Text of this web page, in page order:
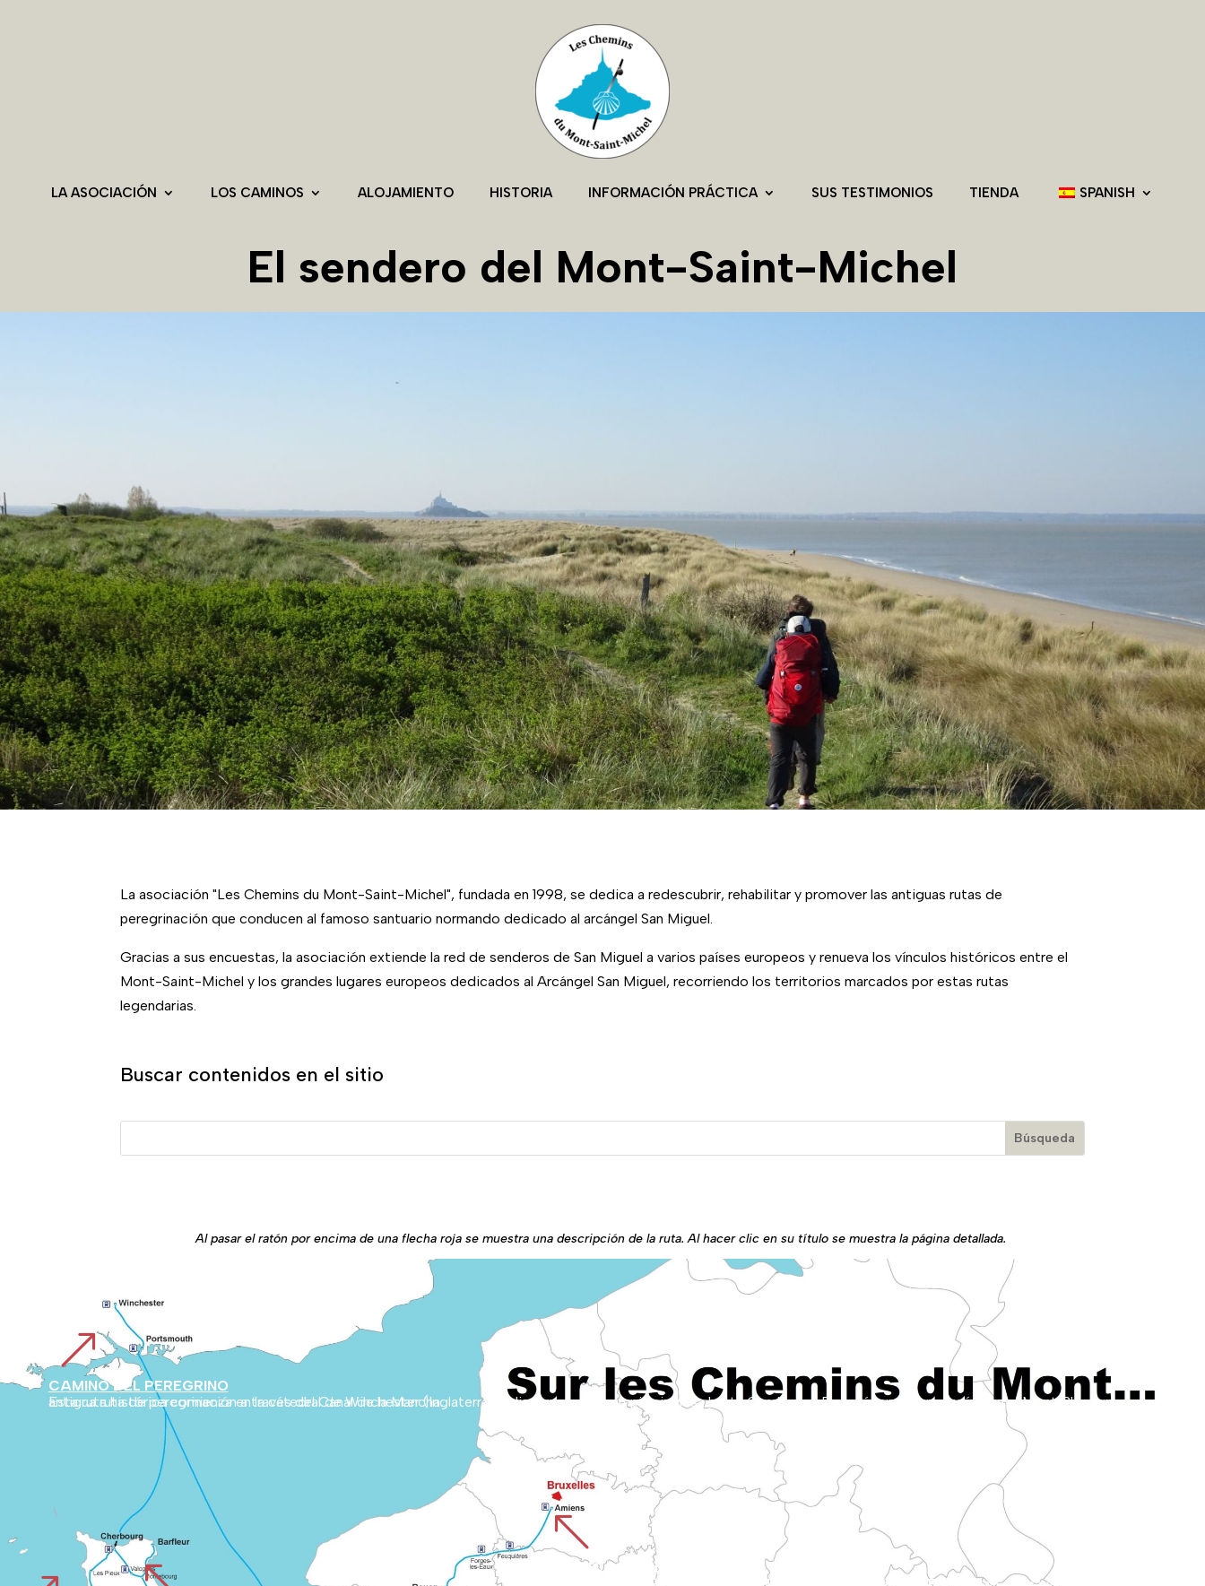
LA ASOCIACIÓN LOS CAMINOS ALOJAMIENTO HISTORIA INFORMACIÓN PRÁCTICA SUS TESTIMONIOS TIENDA SPANISH
El sendero del Mont-Saint-Michel
La asociación "Les Chemins du Mont-Saint-Michel", fundada en 1998, se dedica a redescubrir, rehabilitar y promover las antiguas rutas de
peregrinación que conducen al famoso santuario normando dedicado al arcángel San Miguel.
Gracias a sus encuestas, la asociación extiende la red de senderos de San Miguel a varios países europeos y renueva los vínculos históricos entre el
Mont-Saint-Michel y los grandes lugares europeos dedicados al Arcángel San Miguel, recorriendo los territorios marcados por estas rutas
legendarias.
Buscar contenidos en el sitio
Al pasar el ratón por encima de una flecha roja se muestra una descripción de la ruta. Al hacer clic en su título se muestra la página detallada.
&
CAMINO DEL PEREGRINO
Esta ruta histórica comienza en la catedral de Winchester (Inglaterra) y discurre por la campiña inglesa hasta Cherburgo. Después une Normandía con el Mont Blanc, marcando una antigua ruta de peregrinación a través del Canal de la Mancha.
%
CAMINO DE AMIENS